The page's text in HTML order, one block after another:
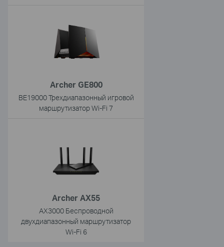
Archer GE800
BE19000 Трехдиапазонный игровой
маршрутизатор Wi-Fi 7
Archer AX55
AX3000 Беспроводной
двухдиапазонный маршрутизатор
Wi-Fi 6